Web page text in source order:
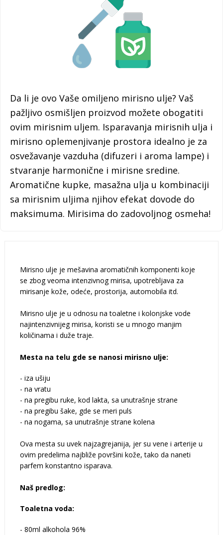
Da li je ovo Vaše omiljeno mirisno ulje? Vaš
pažljivo osmišljen proizvod možete obogatiti
ovim mirisnim uljem. Isparavanja mirisnih ulja i
mirisno oplemenjivanje prostora idealno je za
osvežavanje vazduha (difuzeri i aroma lampe) i
stvaranje harmonične i mirisne sredine.
Aromatične kupke, masažna ulja u kombinaciji
sa mirisnim uljima njihov efekat dovode do
maksimuma. Mirisima do zadovoljnog osmeha!
Mirisno ulje je mešavina aromatičnih komponenti koje
se zbog veoma intenzivnog mirisa, upotrebljava za
mirisanje kože, odeće, prostorija, automobila itd.
Mirisno ulje je u odnosu na toaletne i kolonjske vode
najintenzivnijeg mirisa, koristi se u mnogo manjim
količinama i duže traje.
Mesta na telu gde se nanosi mirisno ulje:
- iza ušiju
- na vratu
- na pregibu ruke, kod lakta, sa unutrašnje strane
- na pregibu šake, gde se meri puls
- na nogama, sa unutrašnje strane kolena
Ova mesta su uvek najzagrejanija, jer su vene i arterije u
ovim predelima najbliže površini kože, tako da naneti
parfem konstantno isparava.
Naš predlog:
Toaletna voda:
- 80ml alkohola 96%